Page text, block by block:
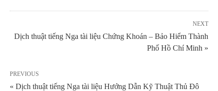
NEXT
Dịch thuật tiếng Nga tài liệu Chứng Khoán – Bảo Hiểm Thành
Phố Hồ Chí Minh »
PREVIOUS
« Dịch thuật tiếng Nga tài liệu Hướng Dẫn Kỹ Thuật Thủ Đô